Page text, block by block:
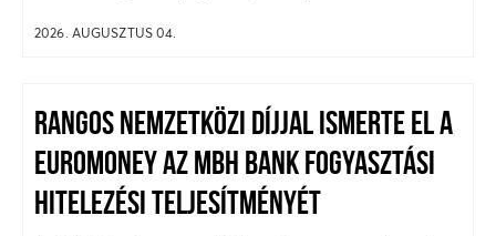
2026. AUGUSZTUS 04.
RANGOS NEMZETKÖZI DÍJJAL ISMERTE EL A
EUROMONEY AZ MBH BANK FOGYASZTÁSI
HITELEZÉSI TELJESÍTMÉNYÉT